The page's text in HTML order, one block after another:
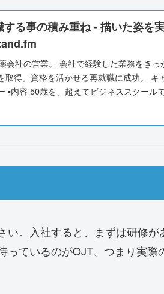
る事の積み重ね - 描いた姿を
会社の営業。 会社で経験した業務をきっ
取得。資格を活かせる再就職に成功。 キ
▪️内容 50歳を、超えてビジネススクール
。入社すると、まずは研修が
ているのがOJT、つまり実際